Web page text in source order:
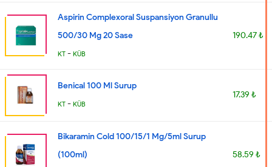
Aspirin Complexoral Suspansiyon Granullu
500/30 Mg 20 Sase
KT - KÜB
190.47 ₺
Benical 100 Ml Surup
KT - KÜB
17.39 ₺
Bikaramin Cold 100/15/1 Mg/5ml Surup
(100ml)
58.59 ₺